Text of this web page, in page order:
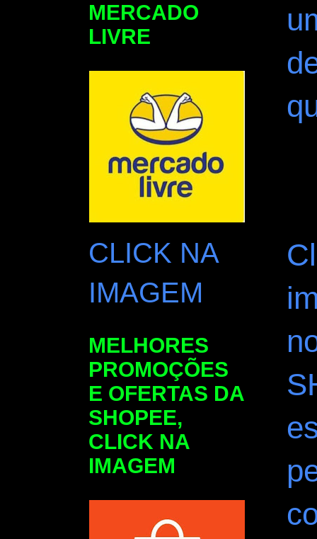
MERCADO
LIVRE
CLICK NA
IMAGEM
MELHORES
PROMOÇÕES
E OFERTAS DA
SHOPEE,
CLICK NA
IMAGEM